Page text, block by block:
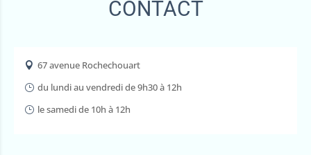
CONTACT
 67 avenue Rochechouart
} du lundi au vendredi de 9h30 à 12h
} le samedi de 10h à 12h